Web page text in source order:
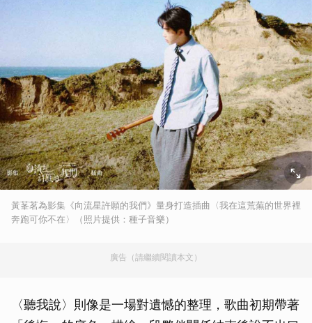
黃莑茗為影集《向流星許願的我們》量身打造插曲〈我在這荒蕪的世界裡
奔跑可你不在〉（照片提供：種子音樂）
廣告（請繼續閱讀本文）
〈聽我說〉則像是一場對遺憾的整理，歌曲初期帶著